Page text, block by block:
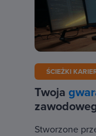
ŚCIEŻKI
Twoja
Stworzone